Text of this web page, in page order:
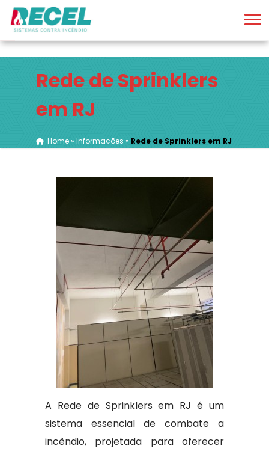
Rede de Sprinklers
em RJ
Home» Informações » Rede de Sprinklers em RJ
A Rede de Sprinklers em RJ é um
sistema essencial de combate a
incêndio, projetada para oferecer